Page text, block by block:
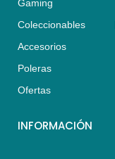
Gaming
Coleccionables
Accesorios
Poleras
Ofertas
INFORMACIÓN